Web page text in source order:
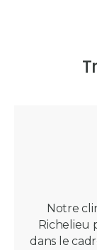
Notre
Richelieu
dans le